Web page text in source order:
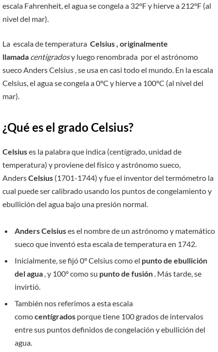
escala Fahrenheit, el agua se congela a 32°F y hierve a 212°F (al
nivel del mar).
La escala de temperatura Celsius , originalmente
llamada centígradosy luego renombrada por el astrónomo
sueco Anders Celsius , se usa en casi todo el mundo. En la escala
Celsius, el agua se congela a 0°C y hierve a 100°C (al nivel del
mar).
¿Qué es el grado Celsius?
Celsiuses la palabra que indica (centígrado, unidad de
temperatura) y proviene del físico y astrónomo sueco,
AndersCelsius (1701-1744) y fue el inventor del termómetro la
cual puede ser calibrado usando los puntos de congelamiento y
ebullición del agua bajo una presión normal.
Anders Celsiuses el nombre de un astrónomo y matemático
sueco que inventó esta escala de temperatura en 1742.
Inicialmente, se fijó 0° Celsius como el punto de ebullición
del agua , y 100° como su punto de fusión. Más tarde, se
invirtió.
También nos referimos a esta escala
comocentígrados porque tiene 100 grados de intervalos
entre sus puntos definidos de congelación y ebullición del
agua.